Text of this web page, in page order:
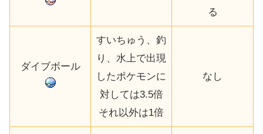
る
ダイブボール
すいちゅう、釣
り、水上で出現
したポケモンに
対しては3.5倍
それ以外は1倍
なし